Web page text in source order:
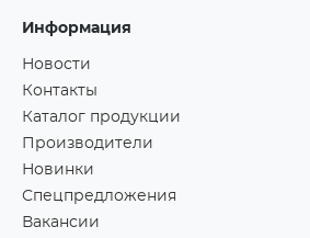
Информация
Новости
Контакты
Каталог продукции
Производители
Новинки
Спецпредложения
Вакансии